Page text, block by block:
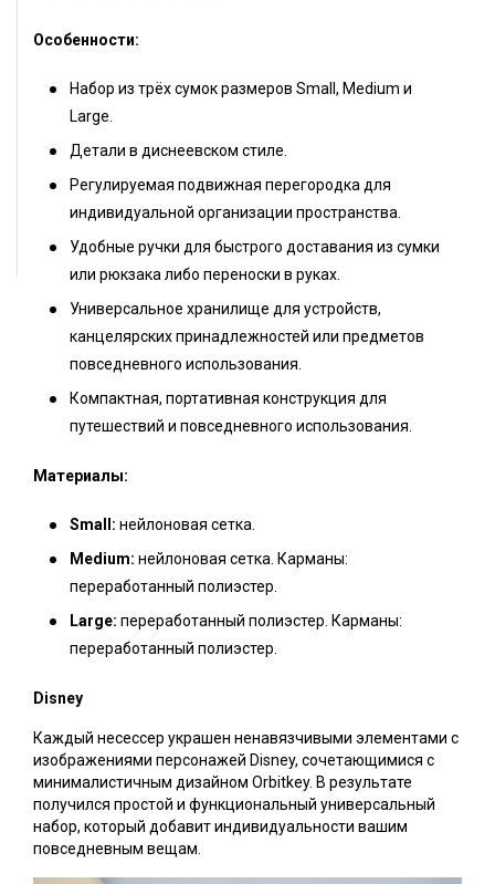
Особенности:
Набор из трёх сумок размеров Small, Medium и
Large.
Детали в диснеевском стиле.
Регулируемая подвижная перегородка для
индивидуальной организации пространства.
Удобные ручки для быстрого доставания из сумки
или рюкзака либо переноски в руках.
Универсальное хранилище для устройств,
канцелярских принадлежностей или предметов
повседневного использования.
Компактная, портативная конструкция для
путешествий и повседневного использования.
Материалы:
Small: нейлоновая сетка.
Medium: нейлоновая сетка. Карманы:
переработанный полиэстер.
Large: переработанный полиэстер. Карманы:
переработанный полиэстер.
Disney
Каждый несессер украшен ненавязчивыми элементами с
изображениями персонажей Disney, сочетающимися с
минималистичным дизайном Orbitkey. В результате
получился простой и функциональный универсальный
набор, который добавит индивидуальности вашим
повседневным вещам.